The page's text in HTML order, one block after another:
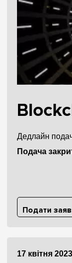
Дедлайн
Подача
Подати
17 квітня 2023